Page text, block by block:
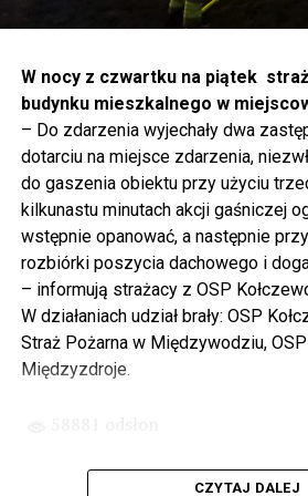
Gdyby nie determinacja rządu
to tunel pod Świną do dzisiaj byłby
projektowania i dyskusji. Ważny
samorządu, ale to rząd PiS podjął
najważniejsze decyzje. Powstał
determinacji rządu najpierw Pani
a następnie Pana Premiera
Chciałbym podziękować Panu
osobiście pilnował powstania tej
się, że turyści również korzystają z
że wśród tych 4 milionów
przejechały już otwartym tunelem
przyjechało tutaj do nas tak wielu
– powiedział Wiceprezes PiS
zainwestowano ogromne pieniądze
W nocy z czwartku na piątek
budynku mieszkalnego w
– Do zdarzenia wyjechały dwa
dotarciu na miejsce zdarzenia,
do gaszenia obiektu przy użyciu
kilkunastu minutach akcji gaśniczej
wstępnie opanować, a następnie
rozbiórki poszycia dachowego i
– informują strażacy z OSP
W działaniach udział brały: OSP
Straż Pożarna w Międzywodziu,
Międzyzdroje.
CZYTAJ DALEJ